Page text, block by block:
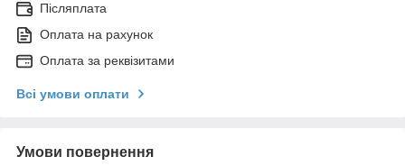
Післяплата
Оплата на рахунок
Оплата за реквізитами
Всі умови оплати
Умови повернення